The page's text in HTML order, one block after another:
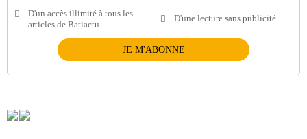
D'un accès illimité à tous les
articles de Batiactu
D'une lecture sans publicité
JE M'ABONNE